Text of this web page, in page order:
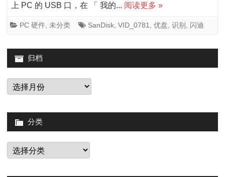
上 PC 的 USB 口，在 「 我的... 阅读更多 »
PC 硬件 未分类 SanDisk VID_0781 优盘 识别 闪迪
归档
归
档
分类
分
类